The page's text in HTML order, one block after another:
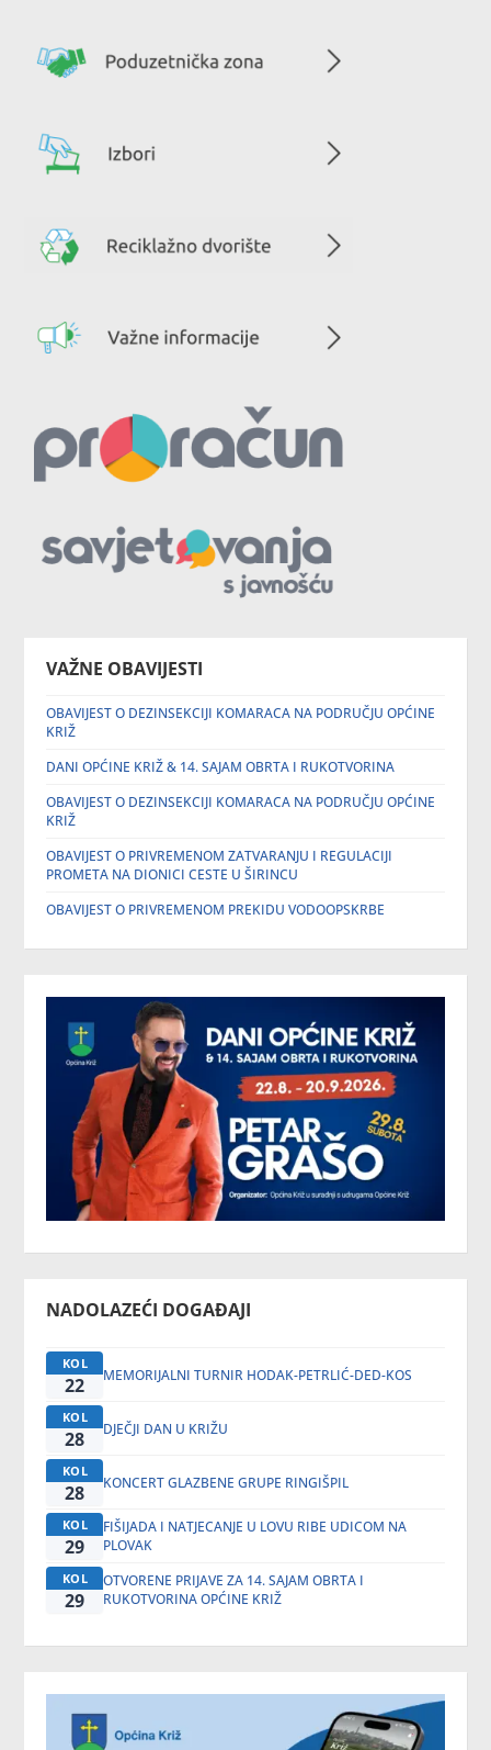
VAŽNE OBAVIJESTI
OBAVIJEST O DEZINSEKCIJI KOMARACA NA PODRUČJU OPĆINE
KRIŽ
DANI OPĆINE KRIŽ & 14. SAJAM OBRTA I RUKOTVORINA
OBAVIJEST O DEZINSEKCIJI KOMARACA NA PODRUČJU OPĆINE
KRIŽ
OBAVIJEST O PRIVREMENOM ZATVARANJU I REGULACIJI
PROMETA NA DIONICI CESTE U ŠIRINCU
OBAVIJEST O PRIVREMENOM PREKIDU VODOOPSKRBE
NADOLAZEĆI DOGAĐAJI
KOL
22 MEMORIJALNI TURNIR HODAK-PETRLIĆ-DED-KOS
KOL
28 DJEČJI DAN U KRIŽU
KOL
28 KONCERT GLAZBENE GRUPE RINGIŠPIL
KOL
29
FIŠIJADA I NATJECANJE U LOVU RIBE UDICOM NA
PLOVAK
KOL
29
OTVORENE PRIJAVE ZA 14. SAJAM OBRTA I
RUKOTVORINA OPĆINE KRIŽ